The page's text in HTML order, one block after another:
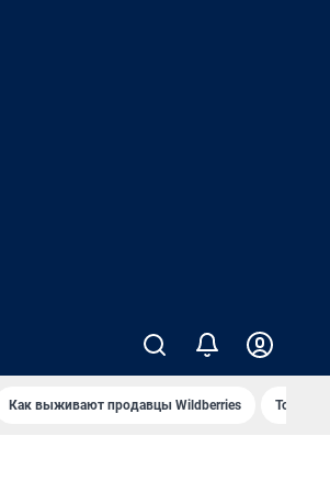
Как выживают продавцы Wildberries Топ